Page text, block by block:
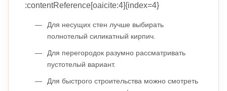
:contentReference[oaicite:4]{index=4}
Для несущих стен лучше выбирать
полнотелый силикатный кирпич.
Для перегородок разумно рассматривать
пустотелый вариант.
Для быстрого строительства можно смотреть